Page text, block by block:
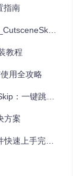
尚而专业的视
进行调整，并
，按照自己的
展其他语言。
以及代码贡
用的游戏伴
指南
动画的高效跳过工具
教程
用全攻略
本动画的高效工具
方案
手完整教程